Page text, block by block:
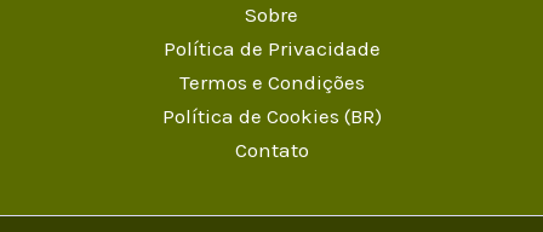
Sobre
Política de Privacidade
Termos e Condições
Política de Cookies (BR)
Contato